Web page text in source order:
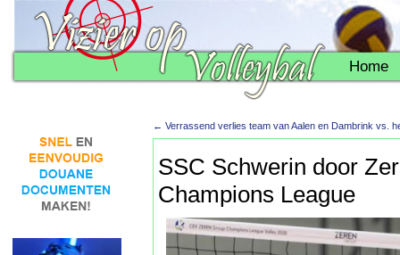
Home
← Verrassend verlies team van Aalen en Dambrink vs.
SSC Schwerin door
Champions League